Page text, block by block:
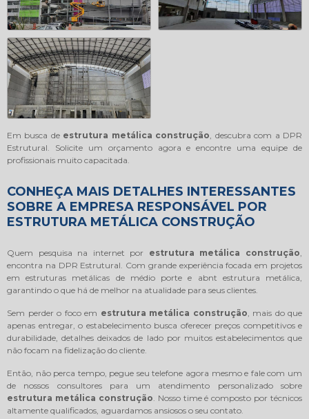
Em busca de estrutura metálica construção, descubra com a DPR
Estrutural. Solicite um orçamento agora e encontre uma equipe de
profissionais muito capacitada.
CONHEÇA MAIS DETALHES INTERESSANTES
SOBRE A EMPRESA RESPONSÁVEL POR
ESTRUTURA METÁLICA CONSTRUÇÃO
Quem pesquisa na internet por estrutura metálica construção,
encontra na DPR Estrutural. Com grande experiência focada em projetos
em estruturas metálicas de médio porte e abnt estrutura metálica,
garantindo o que há de melhor na atualidade para seus clientes.
Sem perder o foco em estrutura metálica construção, mais do que
apenas entregar, o estabelecimento busca oferecer preços competitivos e
durabilidade, detalhes deixados de lado por muitos estabelecimentos que
não focam na fidelização do cliente.
Então, não perca tempo, pegue seu telefone agora mesmo e fale com um
de nossos consultores para um atendimento personalizado sobre
estrutura metálica construção. Nosso time é composto por técnicos
altamente qualificados, aguardamos ansiosos o seu contato.